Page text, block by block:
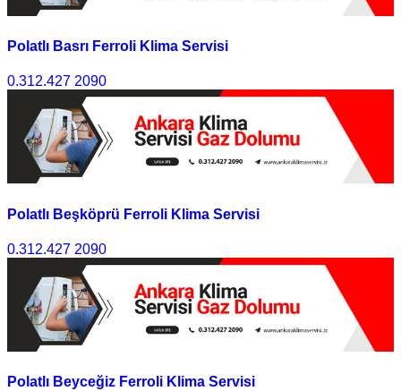
Polatlı Basrı Ferroli Klima Servisi
0.312.427 2090
Polatlı Beşköprü Ferroli Klima Servisi
0.312.427 2090
Polatlı Beyceğiz Ferroli Klima Servisi